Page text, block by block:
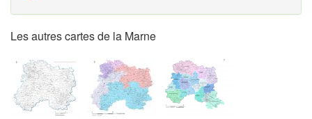
Les autres cartes de la Marne